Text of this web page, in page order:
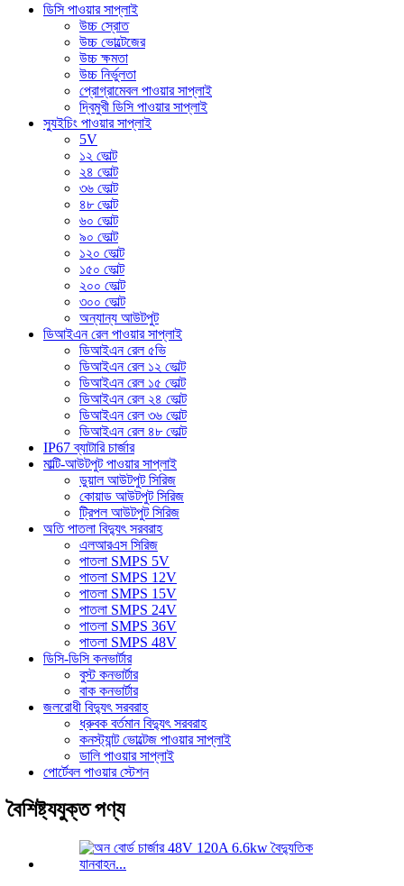
ডিসি পাওয়ার সাপ্লাই
উচ্চ স্রোত
উচ্চ ভোল্টেজের
উচ্চ ক্ষমতা
উচ্চ নির্ভুলতা
প্রোগ্রামেবল পাওয়ার সাপ্লাই
দ্বিমুখী ডিসি পাওয়ার সাপ্লাই
স্যুইচিং পাওয়ার সাপ্লাই
5V
১২ ভোল্ট
২৪ ভোল্ট
৩৬ ভোল্ট
৪৮ ভোল্ট
৬০ ভোল্ট
৯০ ভোল্ট
১২০ ভোল্ট
১৫০ ভোল্ট
২০০ ভোল্ট
৩০০ ভোল্ট
অন্যান্য আউটপুট
ডিআইএন রেল পাওয়ার সাপ্লাই
ডিআইএন রেল ৫ভি
ডিআইএন রেল ১২ ভোল্ট
ডিআইএন রেল ১৫ ভোল্ট
ডিআইএন রেল ২৪ ভোল্ট
ডিআইএন রেল ৩৬ ভোল্ট
ডিআইএন রেল ৪৮ ভোল্ট
IP67 ব্যাটারি চার্জার
মাল্টি-আউটপুট পাওয়ার সাপ্লাই
ডুয়াল আউটপুট সিরিজ
কোয়াড আউটপুট সিরিজ
ট্রিপল আউটপুট সিরিজ
অতি পাতলা বিদ্যুৎ সরবরাহ
এলআরএস সিরিজ
পাতলা SMPS 5V
পাতলা SMPS 12V
পাতলা SMPS 15V
পাতলা SMPS 24V
পাতলা SMPS 36V
পাতলা SMPS 48V
ডিসি-ডিসি কনভার্টার
বুস্ট কনভার্টার
বাক কনভার্টার
জলরোধী বিদ্যুৎ সরবরাহ
ধ্রুবক বর্তমান বিদ্যুৎ সরবরাহ
কনস্ট্যান্ট ভোল্টেজ পাওয়ার সাপ্লাই
ডালি পাওয়ার সাপ্লাই
পোর্টেবল পাওয়ার স্টেশন
বৈশিষ্ট্যযুক্ত পণ্য